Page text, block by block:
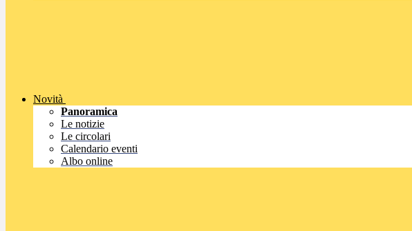
Novità
Panoramica
Le notizie
Le circolari
Calendario eventi
Albo online